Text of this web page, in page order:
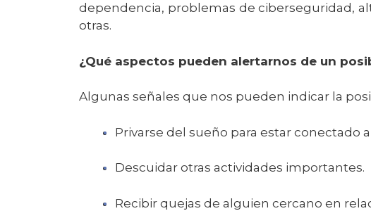
dependencia, problemas de ciberseguridad,
otras.
¿Qué aspectos pueden alertarnos de un
Algunas señales que nos pueden indicar la
Privarse del sueño para estar conectado
Descuidar otras actividades importantes.
Recibir quejas de alguien cercano en